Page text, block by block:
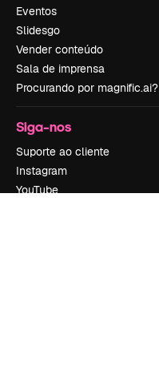
Eventos
Slidesgo
Vender conteúdo
Sala de imprensa
Procurando por magnific.ai?
Siga-nos
Suporte ao cliente
Instagram
YouTube